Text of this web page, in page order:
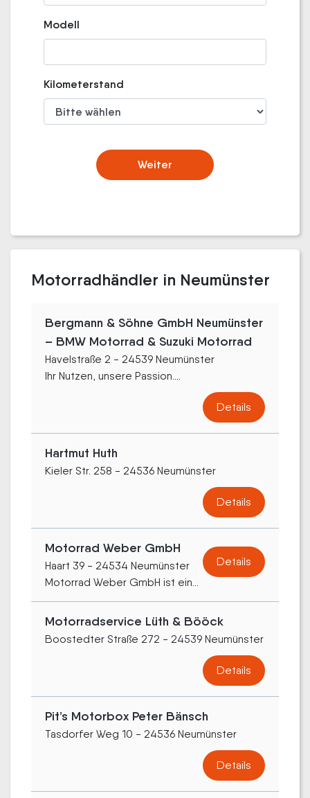
Modell
Kilometerstand
Weiter
Motorradhändler in Neumünster
Bergmann & Söhne GmbH Neumünster
– BMW Motorrad & Suzuki Motorrad
Havelstraße 2 - 24539 Neumünster
Ihr Nutzen, unsere Passion....
Details
Hartmut Huth
Kieler Str. 258 - 24536 Neumünster
Details
Motorrad Weber GmbH
Haart 39 - 24534 Neumünster
Motorrad Weber GmbH ist ein...
Details
Motorradservice Lüth & Bööck
Boostedter Straße 272 - 24539 Neumünster
Details
Pit’s Motorbox Peter Bänsch
Tasdorfer Weg 10 - 24536 Neumünster
Details